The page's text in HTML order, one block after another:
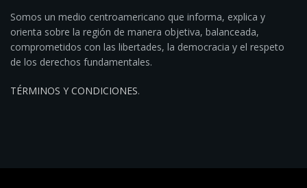
Somos un medio centroamericano que informa, explica y
orienta sobre la región de manera objetiva, balanceada,
comprometidos con las libertades, la democracia y el respeto
de los derechos fundamentales.
TÉRMINOS Y CONDICIONES.